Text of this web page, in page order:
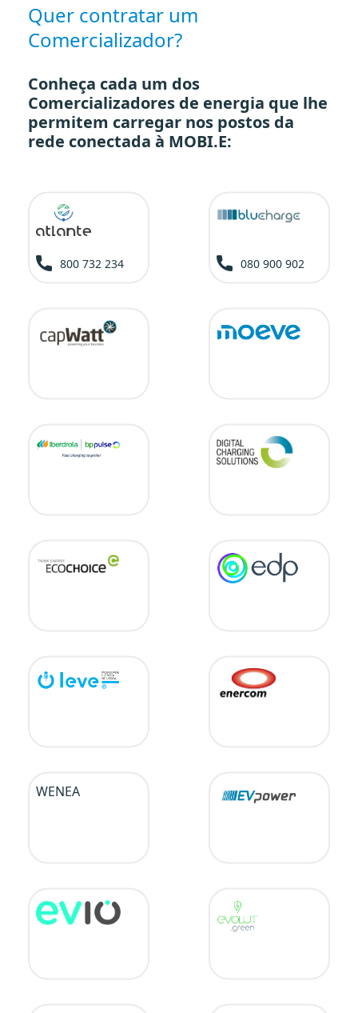
Quer contratar um
Comercializador?
Conheça cada um dos
Comercializadores de energia que lhe
permitem carregar nos postos da
rede conectada à MOBI.E:
800 732 234 080 900 902
WENEA